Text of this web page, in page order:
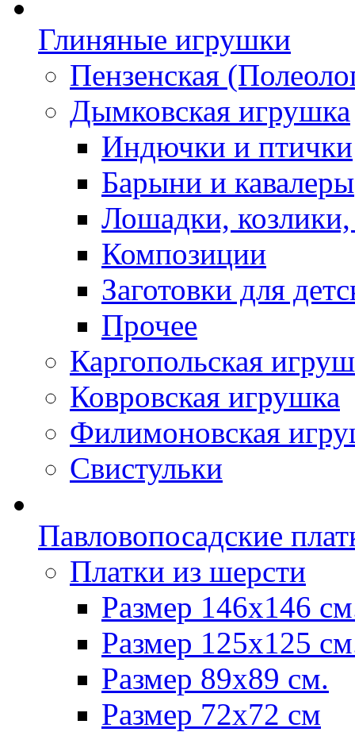
Глиняные игрушки
Пензенская
Дымковская игрушка
Индючки и птички
Барыни и кавалеры
Лошадки,
Композиции
Заготовки для
Прочее
Каргопольская
Ковровская игрушка
Филимоновская
Свистульки
Павловопосадские
Платки из шерсти
Размер 146х146
Размер 125х125
Размер 89х89 см.
Размер 72x72 см